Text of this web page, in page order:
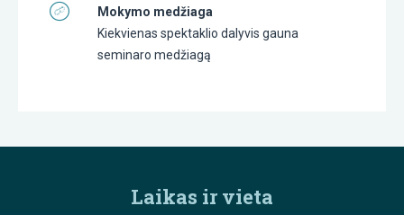
Mokymo medžiaga
Kiekvienas spektaklio dalyvis gauna
seminaro medžiagą
Laikas ir vieta